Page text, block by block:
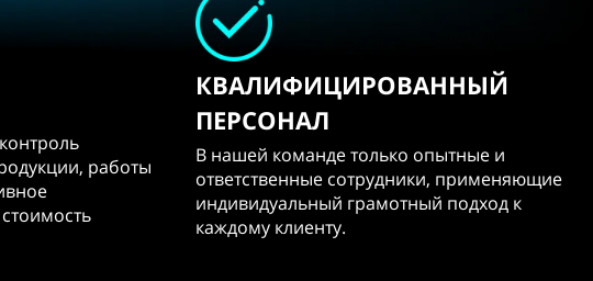
работы
КВАЛИФИЦИРОВАННЫЙ
ПЕРСОНАЛ
В нашей команде только опытные и
ответственные сотрудники, применяющие
индивидуальный грамотный подход к
каждому клиенту.